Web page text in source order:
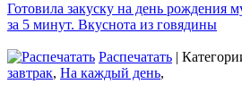
Готовила закуску на день рождения
за 5 минут. Вкуснота из говядины
Распечатать |
завтрак, На каждый день,